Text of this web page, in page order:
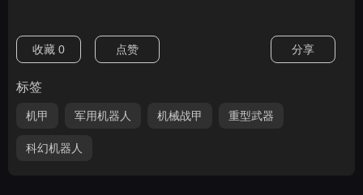
收藏 0 点赞 分享
标签
机甲 军用机器人 机械战甲 重型武器
科幻机器人